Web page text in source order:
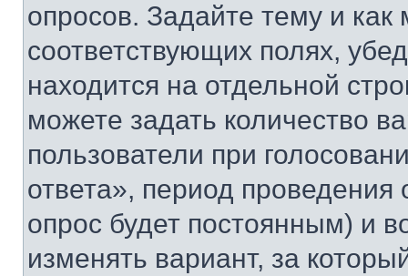
опросов. Задайте тему и
соответствующих полях,
находится на отдельной
можете задать количество
пользователи при
ответа», период проведения
опрос будет постоянным) и
изменять вариант, за